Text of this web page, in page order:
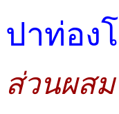
ปาท่อง
ส่วนผสม